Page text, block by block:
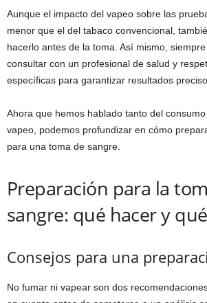
Aunque el impacto del vapeo sobre las
menor que el del tabaco convencional,
hacerlo antes de la toma. Así mismo,
consultar con un profesional de salud y
específicas para garantizar resultados
Ahora que hemos hablado tanto del
vapeo, podemos profundizar en cómo
para una toma de sangre.
Preparación para la
sangre: qué hacer y
Consejos para una
No fumar ni vapear son dos